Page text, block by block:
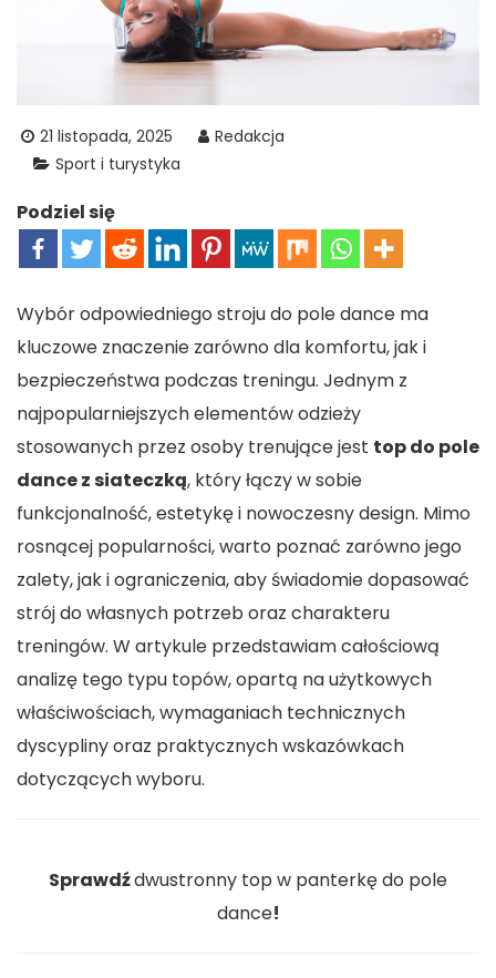
21 listopada, 2025
Redakcja
Sport i turystyka
Podziel się
Wybór odpowiedniego stroju do pole dance ma
kluczowe znaczenie zarówno dla komfortu, jak i
bezpieczeństwa podczas treningu. Jednym z
najpopularniejszych elementów odzieży
stosowanych przez osoby trenujące jest top do pole
dance z siateczką, który łączy w sobie
funkcjonalność, estetykę i nowoczesny design. Mimo
rosnącej popularności, warto poznać zarówno jego
zalety, jak i ograniczenia, aby świadomie dopasować
strój do własnych potrzeb oraz charakteru
treningów. W artykule przedstawiam całościową
analizę tego typu topów, opartą na użytkowych
właściwościach, wymaganiach technicznych
dyscypliny oraz praktycznych wskazówkach
dotyczących wyboru.
Sprawdźdwustronny top w panterkę do pole
dance!